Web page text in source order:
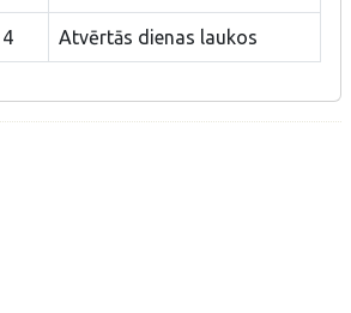
Atvērtās dienas laukos